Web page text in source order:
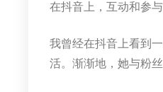
在抖音上，互动和参
我曾经在抖音上看到
活。渐渐地，她与粉